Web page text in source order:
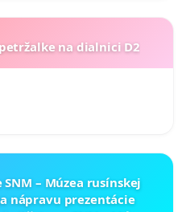
na dialnici D2
SNM – Múzea rusínskej
nápravu prezentácie